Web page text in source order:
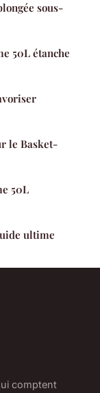
sous-
50L étanche
le Basket-
50L
ultime
comptent